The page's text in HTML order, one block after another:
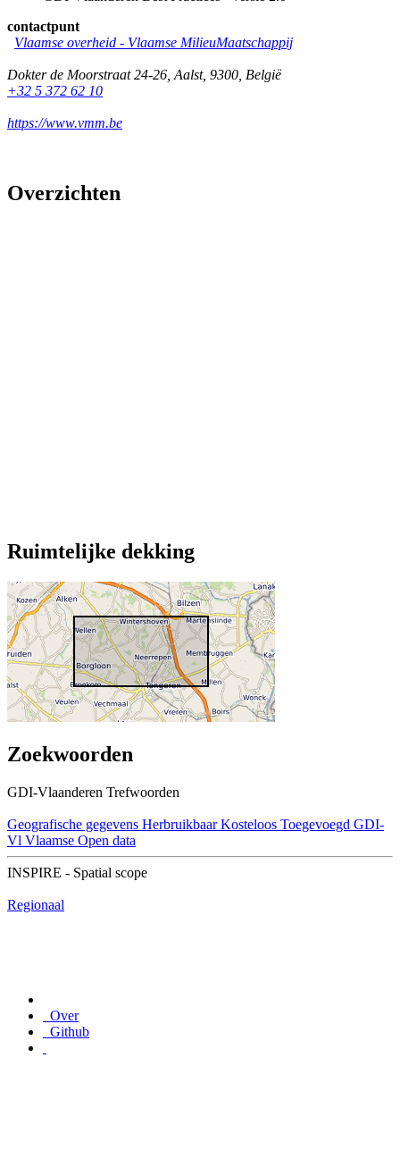
contactpunt
Vlaamse overheid - Vlaamse MilieuMaatschappij
Dokter de Moorstraat 24-26 Aalst, 9300 België
+32 5 372 62 10
https://www.vmm.be
Overzichten
Ruimtelijke dekking
Zoekwoorden
GDI-Vlaanderen Trefwoorden
Geografische gegevens Herbruikbaar Kosteloos Toegevoegd GDI-
Vl Vlaamse Open data
INSPIRE - Spatial scope
Regionaal
Over
Github